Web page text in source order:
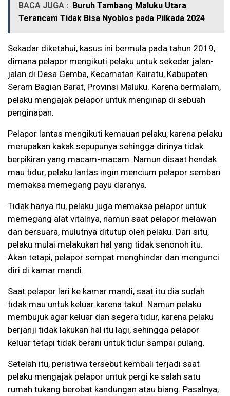
BACA JUGA :
Buruh Tambang Maluku Utara
Terancam Tidak Bisa Nyoblos pada Pilkada 2024
Sekadar diketahui, kasus ini bermula pada tahun 2019,
dimana pelapor mengikuti pelaku untuk sekedar jalan-
jalan di Desa Gemba, Kecamatan Kairatu, Kabupaten
Seram Bagian Barat, Provinsi Maluku. Karena bermalam,
pelaku mengajak pelapor untuk menginap di sebuah
penginapan.
Pelapor lantas mengikuti kemauan pelaku, karena pelaku
merupakan kakak sepupunya sehingga dirinya tidak
berpikiran yang macam-macam. Namun disaat hendak
mau tidur, pelaku lantas ingin mencium pelapor sembari
memaksa memegang payu daranya.
Tidak hanya itu, pelaku juga memaksa pelapor untuk
memegang alat vitalnya, namun saat pelapor melawan
dan bersuara, mulutnya ditutup oleh pelaku. Dari situ,
pelaku mulai melakukan hal yang tidak senonoh itu.
Akan tetapi, pelapor sempat menghindar dan mengunci
diri di kamar mandi.
Saat pelapor lari ke kamar mandi, saat itu dia sudah
tidak mau untuk keluar karena takut. Namun pelaku
membujuk agar keluar dan segera tidur, karena pelaku
berjanji tidak lakukan hal itu lagi, sehingga pelapor
keluar tetapi tidak berani untuk tidur sampai pulang.
Setelah itu, peristiwa tersebut kembali terjadi saat
pelaku mengajak pelapor untuk pergi ke salah satu
rumah tukang berobat kandungan atau biang. Pasalnya,